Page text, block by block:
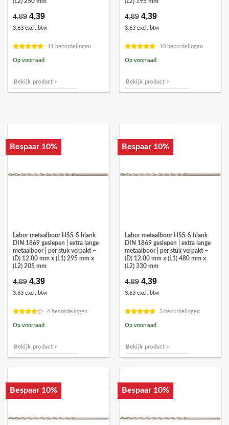
(L2) 250 mm
4,89 Oorspronkelijke
prijs
was:
4,39Huidige
is:
3,63 excl. btw
11 beoordelingen
Op voorraad
Bekijk product >
(L2) 195 mm
4,89 Oorspronkelijke
prijs
was:
4,39Huidige
is:
3,63 excl. btw
10 beoordelingen
Op voorraad
Bekijk product >
Bespaar 10%
Labor metaalboor HSS-S blank
DIN 1869 geslepen | extra lange
metaalboor | per stuk verpakt –
(D) 12.00 mm x (L1) 295 mm x
(L2) 205 mm
4,89 Oorspronkelijke
prijs
was:
4,39Huidige
is:
3,63 excl. btw
6 beoordelingen
Op voorraad
Bekijk product >
Bespaar 10%
Labor metaalboor HSS-S blank
DIN 1869 geslepen | extra lange
metaalboor | per stuk verpakt –
(D) 12.00 mm x (L1) 480 mm x
(L2) 330 mm
4,89 Oorspronkelijke
prijs
was:
4,39Huidige
is:
3,63 excl. btw
3 beoordelingen
Op voorraad
Bekijk product >
Bespaar 10% Bespaar 10%